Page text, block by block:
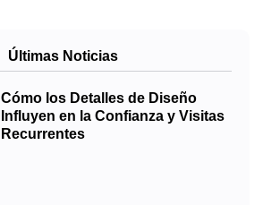
Últimas Noticias
Cómo los Detalles de Diseño
Influyen en la Confianza y Visitas
Recurrentes